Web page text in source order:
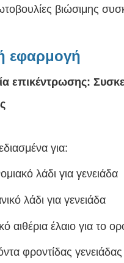
βιώσιμης
εφαρμογή
επικέντρωσης:
για:
λάδι για γενειάδα
λάδι για γενειάδα
αιθέρια έλαιο για το
φροντίδας γενειάδας